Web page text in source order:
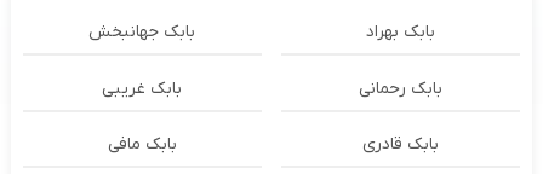
بابک بهراد بابک جهانبخش
بابک رحمانی بابک غریبی
بابک قادری بابک مافی